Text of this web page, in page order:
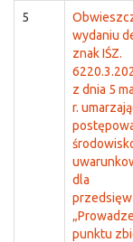
5
wydaniu
znak IŚZ.
z dnia 5
r.
dla
punktu